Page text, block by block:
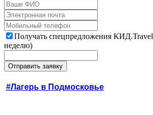
Получать спецпредложения КИД.Travel
неделю)
#Лагерь в Подмосковье